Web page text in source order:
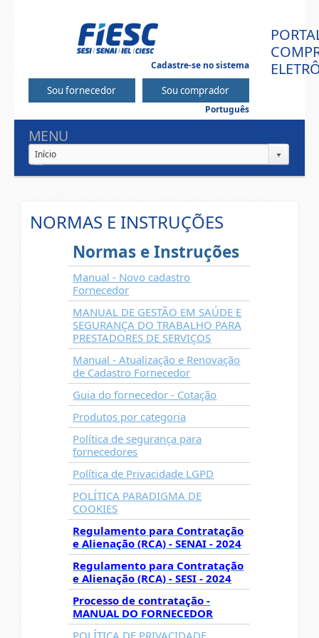
Cadastre-se no sistema
Português
MENU
Início
NORMAS E INSTRUÇÕES
Normas e Instruções
Manual - Novo cadastro
Fornecedor
MANUAL DE GESTÃO EM SAÚDE E
SEGURANÇA DO TRABALHO PARA
PRESTADORES DE SERVIÇOS
Manual - Atualização e Renovação
de Cadastro Fornecedor
Guia do fornecedor - Cotação
Produtos por categoria
Política de segurança para
fornecedores
Política de Privacidade LGPD
POLÍTICA PARADIGMA DE
COOKIES
Regulamento para Contratação
e Alienação (RCA) - SENAI - 2024
Regulamento para Contratação
e Alienação (RCA) - SESI - 2024
Processo de contratação -
MANUAL DO FORNECEDOR
POLÍTICA DE PRIVACIDADE